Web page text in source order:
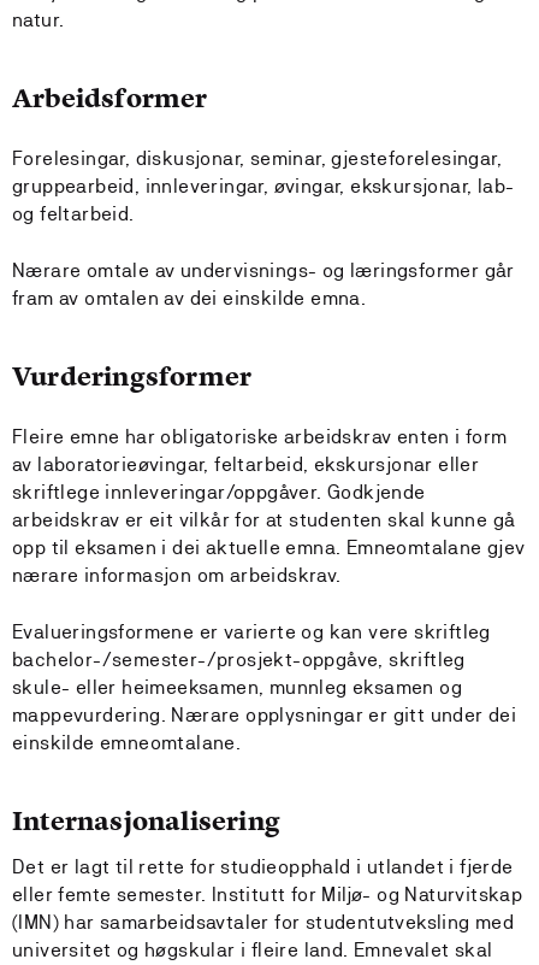
natur.
Arbeidsformer
Forelesingar, diskusjonar, seminar, gjesteforelesingar,
gruppearbeid, innleveringar, øvingar, ekskursjonar, lab-
og feltarbeid.
Nærare omtale av undervisnings- og læringsformer går
fram av omtalen av dei einskilde emna.
Vurderingsformer
Fleire emne har obligatoriske arbeidskrav enten i form
av laboratorieøvingar, feltarbeid, ekskursjonar eller
skriftlege innleveringar/oppgåver. Godkjende
arbeidskrav er eit vilkår for at studenten skal kunne gå
opp til eksamen i dei aktuelle emna. Emneomtalane gjev
nærare informasjon om arbeidskrav.
Evalueringsformene er varierte og kan vere skriftleg
bachelor-/semester-/prosjekt-oppgåve, skriftleg
skule- eller heimeeksamen, munnleg eksamen og
mappevurdering. Nærare opplysningar er gitt under dei
einskilde emneomtalane.
Internasjonalisering
Det er lagt til rette for studieopphald i utlandet i fjerde
eller femte semester. Institutt for Miljø- og Naturvitskap
(IMN) har samarbeidsavtaler for studentutveksling med
universitet og høgskular i fleire land. Emnevalet skal